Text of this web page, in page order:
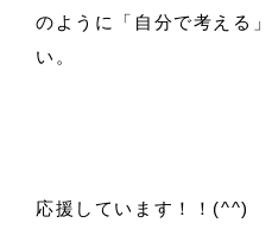
のように「自分で考える
い。
応援しています！！(^^)